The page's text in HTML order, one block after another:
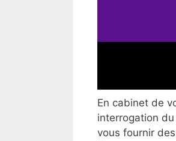
En cabinet de
interrogation
vous fournir